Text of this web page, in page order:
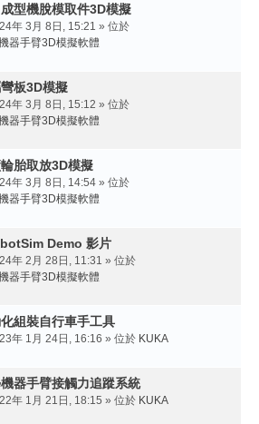
型機脫模取件3D模擬
年 3月 8日, 15:21 » 位於
器手臂3D模擬軟體
板3D模擬
年 3月 8日, 15:12 » 位於
器手臂3D模擬軟體
胎取放3D模擬
年 3月 8日, 14:54 » 位於
器手臂3D模擬軟體
Demo 影片
年 2月 28日, 11:31 » 位於
器手臂3D模擬軟體
組裝自行車手工具
年 1月 24日, 16:16 » 位於 KUKA
器手臂接觸力追蹤系統
年 1月 21日, 18:15 » 位於 KUKA